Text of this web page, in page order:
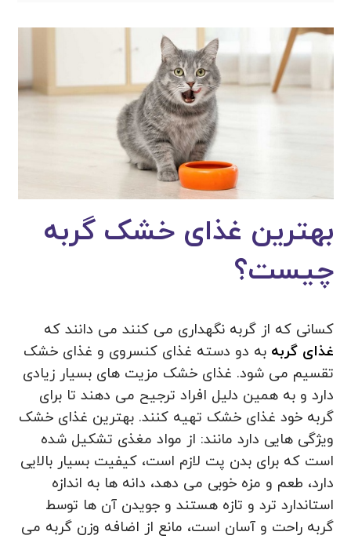
بهترین غذای خشک گربه
چیست؟
کسانی که از گربه نگهداری می‌ کنند می‌ دانند که
غذای گربه به دو دسته غذای کنسروی و غذای خشک
تقسیم می ‌شود. غذای خشک مزیت‌ های بسیار زیادی
دارد و به همین دلیل افراد ترجیح می ‌دهند تا برای
گربه خود غذای خشک تهیه کنند. بهترین غذای خشک
ویژگی هایی دارد مانند: از مواد مغذی تشکیل شده
است که برای بدن پت لازم است، کیفیت بسیار بالایی
دارد، طعم و مزه خوبی می دهد، دانه‌ ها به اندازه
استاندارد ترد و تازه هستند و جویدن آن ها توسط
گربه راحت و آسان است، مانع از اضافه وزن گربه می